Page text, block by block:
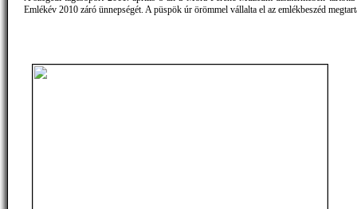
Emlékév 2010 záró ünnepségét. A püspök úr örömmel vállalta el az emlékbeszéd